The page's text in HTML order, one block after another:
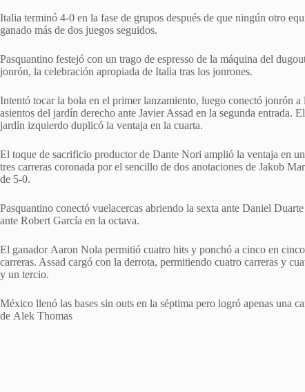
Italia terminó 4-0 en la fase de grupos después de que ningún otro
ganado más de dos juegos seguidos.
Pasquantino festejó con un trago de espresso de la máquina del
jonrón, la celebración apropiada de Italia tras los jonrones.
Intentó tocar la bola en el primer lanzamiento, luego conectó jonrón a
asientos del jardín derecho ante Javier Assad en la segunda entrada.
jardín izquierdo duplicó la ventaja en la cuarta.
El toque de sacrificio productor de Dante Nori amplió la ventaja en
tres carreras coronada por el sencillo de dos anotaciones de Jakob
de 5-0.
Pasquantino conectó vuelacercas abriendo la sexta ante Daniel
ante Robert García en la octava.
El ganador Aaron Nola permitió cuatro hits y ponchó a cinco en
carreras. Assad cargó con la derrota, permitiendo cuatro carreras y
y un tercio.
México llenó las bases sin outs en la séptima pero logró apenas una
de Alek Thomas